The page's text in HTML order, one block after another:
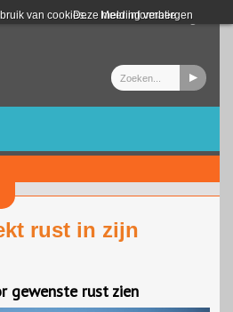
van cookies. Meer informatie
Deze melding verbergen
Login
rust in zijn
gewenste rust zien